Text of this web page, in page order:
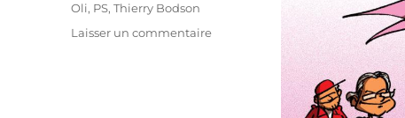
Oli, PS,Thierry Bodson
Laisser un commentairesur